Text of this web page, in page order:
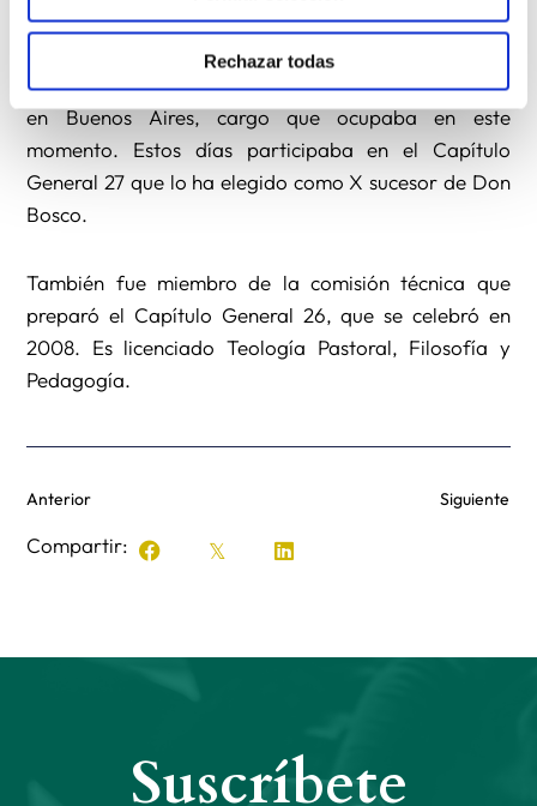
Rechazar todas
como Inspector, fue nombrado director del colegio
salesiano de Orense. En 2009 fue nombrado
provincial de la Inspectoría Argentina Sur, con sede
en Buenos Aires, cargo que ocupaba en este
momento. Estos días participaba en el Capítulo
General 27 que lo ha elegido como X sucesor de Don
Bosco.
También fue miembro de la comisión técnica que
preparó el Capítulo General 26, que se celebró en
2008. Es licenciado Teología Pastoral, Filosofía y
Pedagogía.
Anterior Siguiente
Compartir:
Suscríbete